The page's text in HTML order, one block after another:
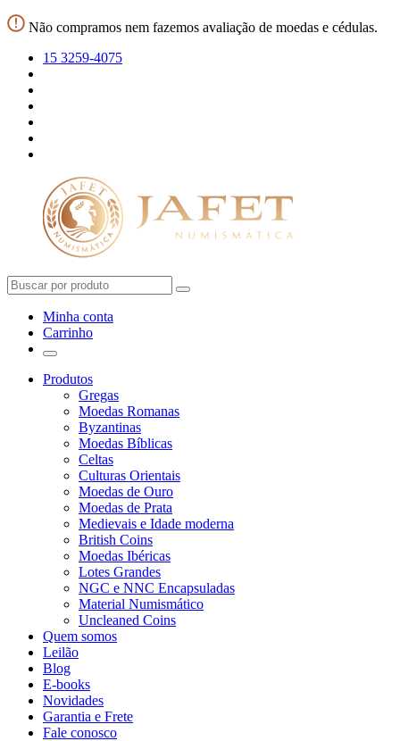
Não compramos nem fazemos avaliação de moedas e cédulas.
15 3259-4075
Minha conta
Carrinho
Produtos
Gregas
Moedas Romanas
Byzantinas
Moedas Bíblicas
Celtas
Culturas Orientais
Moedas de Ouro
Moedas de Prata
Medievais e Idade moderna
British Coins
Moedas Ibéricas
Lotes Grandes
NGC e NNC Encapsuladas
Material Numismático
Uncleaned Coins
Quem somos
Leilão
Blog
E-books
Novidades
Garantia e Frete
Fale conosco